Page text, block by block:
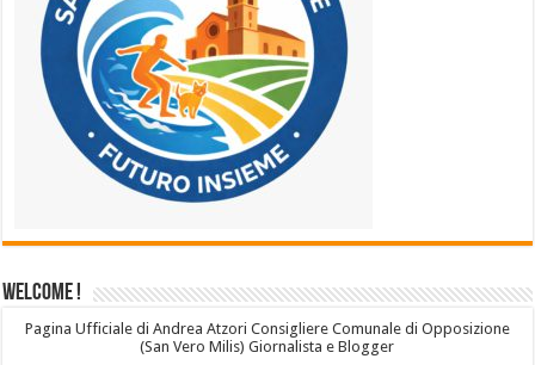
Welcome !
Pagina Ufficiale di Andrea Atzori Consigliere Comunale di Opposizione
(San Vero Milis) Giornalista e Blogger